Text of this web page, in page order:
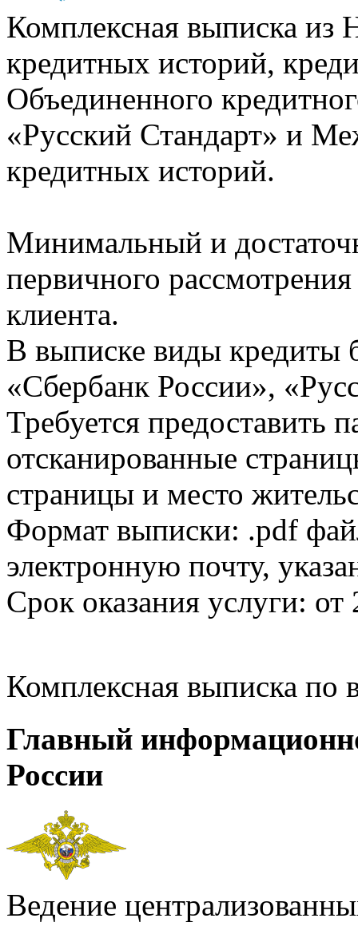
Комплексная выписка из
кредитных историй,
Объединенного
«Русский Стандарт» и
кредитных историй.
Минимальный и
первичного
клиента.
В выписке виды кредиты
«Сбербанк России»,
Требуется предоставить
отсканированные
страницы и место
Формат выписки: .pdf
электронную почту,
Срок оказания услуги: от
Комплексная выписка
Главный
России
Ведение